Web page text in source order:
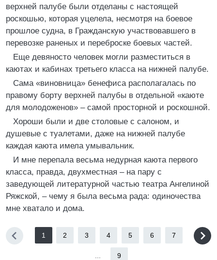
верхней палубе были отделаны с настоящей
роскошью, которая уцелела, несмотря на боевое
прошлое судна, в Гражданскую участвовавшего в
перевозке раненых и переброске боевых частей.
Еще девяносто человек могли разместиться в
каютах и кабинах третьего класса на нижней палубе.
Сама «виновница» бенефиса располагалась по
правому борту верхней палубы в отдельной «каюте
для молодоженов» – самой просторной и роскошной.
Хороши были и две столовые с салоном, и
душевые с туалетами, даже на нижней палубе
каждая каюта имела умывальник.
И мне перепала весьма недурная каюта первого
класса, правда, двухместная – на пару с
заведующей литературной частью театра Ангелиной
Ряжской, – чему я была весьма рада: одиночества
мне хватало и дома.
1 2 3 4 5 6 7
9